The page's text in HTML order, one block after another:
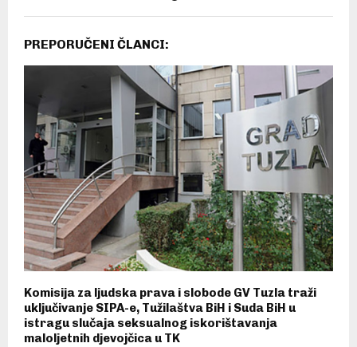
PREPORUČENI ČLANCI:
Komisija za ljudska prava i slobode GV Tuzla traži
uključivanje SIPA-e, Tužilaštva BiH i Suda BiH u
istragu slučaja seksualnog iskorištavanja
maloljetnih djevojčica u TK